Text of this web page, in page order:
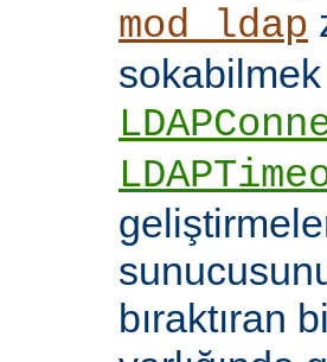
mod_ldap
bıraktıran